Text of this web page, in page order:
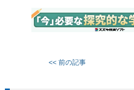
<< 前の記事